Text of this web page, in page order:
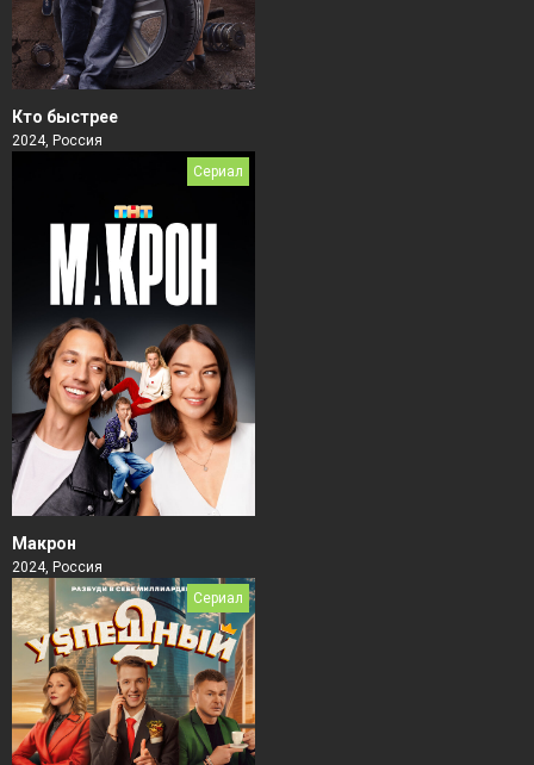
Кто быстрее
2024, Россия
Сериал
Макрон
2024, Россия
Сериал